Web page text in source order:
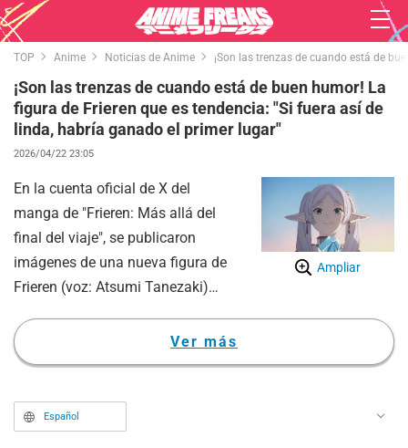
TOP Anime Noticias de Anime ¡Son las trenzas de cuando está de
¡Son las trenzas de cuando está de buen humor! La
figura de Frieren que es tendencia: "Si fuera así de
linda, habría ganado el primer lugar"
2026/04/22 23:05
Ampliar
En la cuenta oficial de X del
manga de "Frieren: Más allá del
final del viaje", se publicaron
imágenes de una nueva figura de
Frieren (voz: Atsumi Tanezaki)
su increíble ternura se ha vuelto el
tema del momento entre los fans.
Ver más
Español